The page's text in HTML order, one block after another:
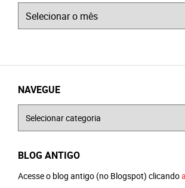
NAVEGUE
BLOG ANTIGO
Acesse o blog antigo (no Blogspot) clicando